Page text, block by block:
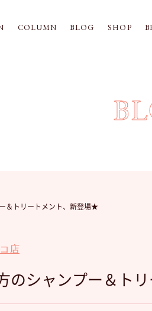
COLUMN BLOG SHOP
＆トリートメント、新登場★
店
のシャンプー＆ト